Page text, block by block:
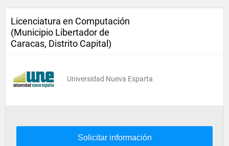
Licenciatura en Computación
(Municipio Libertador de
Caracas, Distrito Capital)
Universidad Nueva Esparta
Solicitar información